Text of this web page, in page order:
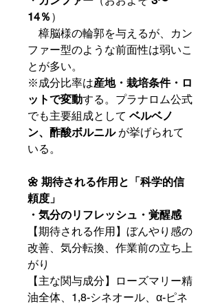
14％ ）
樟脳様の輪郭を与えるが、カン
ファー型のような前面性は弱いこ
とが多い。
※成分比率は産地・栽培条件・ロ
ットで変動する。プラナロム公式
でも主要組成として ベルベノ
ン、酢酸ボルニルが挙げられて
いる。
🌼 期待される作用と「科学的信
頼度」
・気分のリフレッシュ・覚醒感
【期待される作用】ぼんやり感の
改善、気分転換、作業前の立ち上
がり
【主な関与成分】ローズマリー精
油全体、1,8-シネオール、α-ピネ